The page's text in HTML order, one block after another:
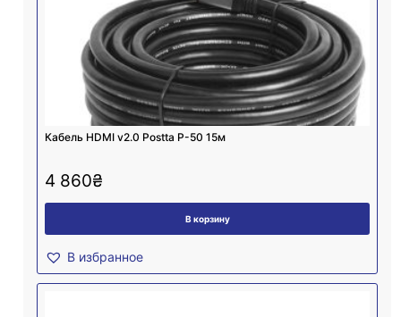
Кабель HDMI v2.0 Postta P-50 15м
4 860₴
В корзину
В избранное